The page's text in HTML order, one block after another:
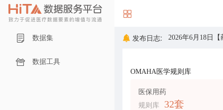
数据集
数据工具
发布日志:
2026年2月6日【
OMAHA医学规则库
医保用药
规则库
32套